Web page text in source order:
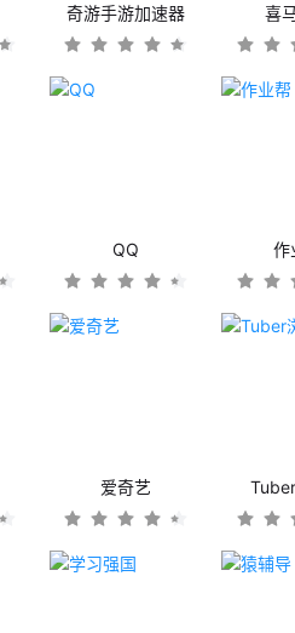
奇游手游加速器 喜
QQ 作
爱奇艺